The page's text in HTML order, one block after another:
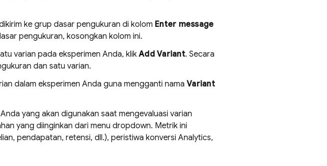
ke grup dasar pengukuran di kolom Enter message
pengukuran, kosongkan kolom ini.
varian pada eksperimen Anda, klikAdd Variant. Secara
dan satu varian.
dalam eksperimen Anda guna mengganti nama Variant
yang akan digunakan saat mengevaluasi varian
yang diinginkan dari menu dropdown. Metrik ini
pendapatan, retensi, dll.), peristiwa konversi Analytics,